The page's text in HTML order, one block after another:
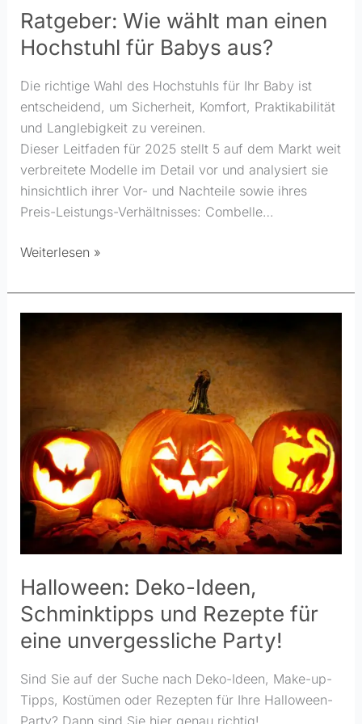
Ratgeber: Wie wählt man einen
Hochstuhl für Babys aus?
Die richtige Wahl des Hochstuhls für Ihr Baby ist
entscheidend, um Sicherheit, Komfort, Praktikabilität
und Langlebigkeit zu vereinen.
Dieser Leitfaden für 2025 stellt 5 auf dem Markt weit
verbreitete Modelle im Detail vor und analysiert sie
hinsichtlich ihrer Vor- und Nachteile sowie ihres
Preis-Leistungs-Verhältnisses: Combelle…
Weiterlesen »
Halloween: Deko-Ideen,
Schminktipps und Rezepte für
eine unvergessliche Party!
Sind Sie auf der Suche nach Deko-Ideen, Make-up-
Tipps, Kostümen oder Rezepten für Ihre Halloween-
Deko-
Schminktipps
Rezepte
für
eine
unvergessliche
Party!